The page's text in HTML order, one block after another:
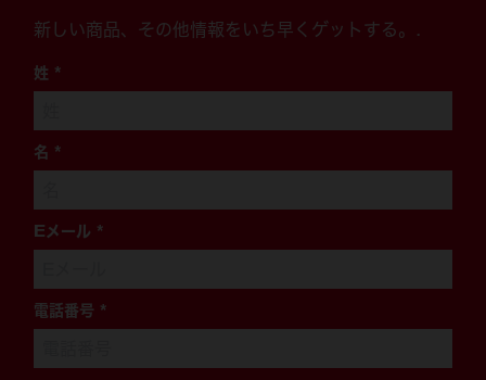
新しい商品、その他情報をいち早くゲットする。.
姓 *
名 *
Eメール *
電話番号 *